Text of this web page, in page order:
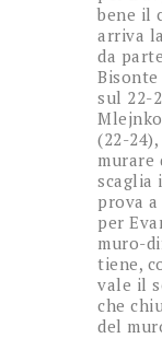
bene il
arriva
da
sul 22-
(22-
murare
scaglia
prova
per
muro-
tiene,
vale il
che
del